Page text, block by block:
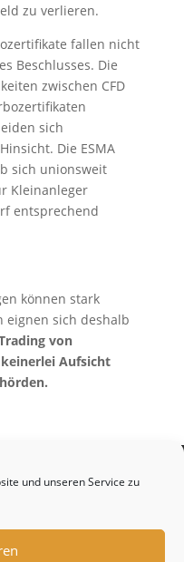
und unseren Service zu
zu verlieren.
fallen nicht
Beschlusses. Die
zwischen CFD
sich
Die ESMA
sich unionsweit
Kleinanleger
entsprechend
können stark
eignen sich deshalb
von
Aufsicht
Network